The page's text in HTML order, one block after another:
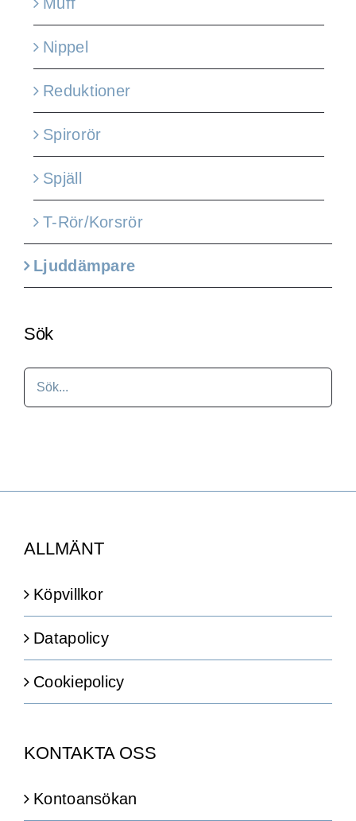
Nippel
Reduktioner
Spirorör
Spjäll
T-Rör/Korsrör
Ljuddämpare
Sök
ALLMÄNT
Köpvillkor
Datapolicy
Cookiepolicy
KONTAKTA OSS
Kontoansökan